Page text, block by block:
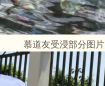
慕道友受浸部分图片